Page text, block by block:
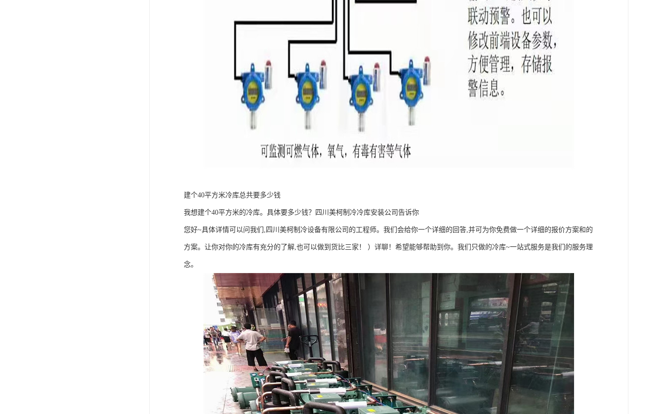
建个40平方米冷库总共要多少钱
我想建个40平方米的冷库。具体要多少钱？四川美柯制冷冷库安装公司告诉你
您好~具体详情可以问我们,四川美柯制冷设备有限公司的工程师。我们会给你一个详细的回答,并可为你免费做一个详细的报价方案和的
方案。让你对你的冷库有充分的了解,也可以做到货比三家！ ）详聊！希望能够帮助到你。我们只做的冷库~一站式服务是我们的服务理
念。